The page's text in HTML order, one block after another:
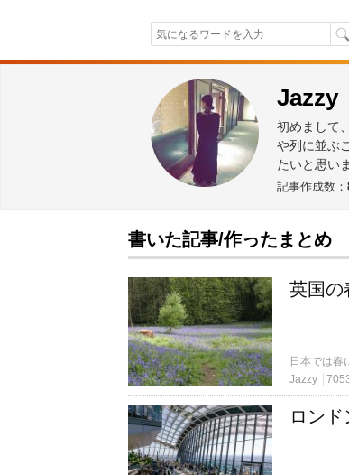
Jazzy
初めまして
や列に並ぶ
たいと思い
記事作成数：
書いた記事/作ったまとめ
英国の
Jazzy
ロン